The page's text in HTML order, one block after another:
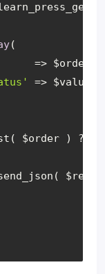
(
=>
=> $value,
$order ) ?